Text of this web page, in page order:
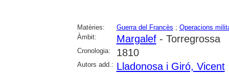
Matèries: Guerra del Francès ; Operacions
Àmbit:
Margalef- Torregrossa
Cronologia: 1810
Autors add.: Lladonosa i Giró, Vicent